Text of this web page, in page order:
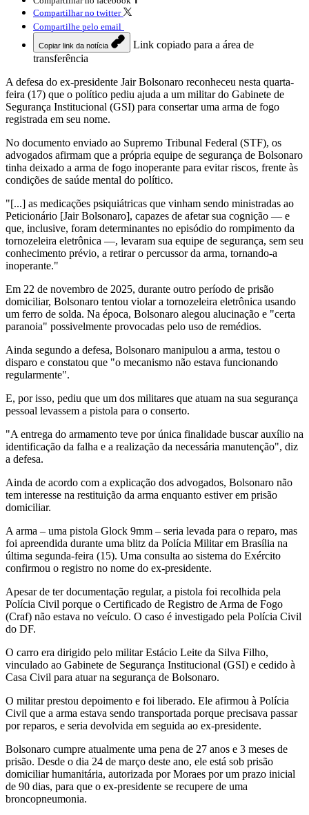
Compartilhar no twitter
Compartilhe pelo email
Copiar link da notícia
Link copiado para a área de
transferência
A defesa do ex-presidente Jair Bolsonaro reconheceu nesta quarta-
feira (17) que o político pediu ajuda a um militar do Gabinete de
Segurança Institucional (GSI) para consertar uma arma de fogo
registrada em seu nome.
No documento enviado ao Supremo Tribunal Federal (STF), os
advogados afirmam que a própria equipe de segurança de Bolsonaro
tinha deixado a arma de fogo inoperante para evitar riscos, frente às
condições de saúde mental do político.
"[...] as medicações psiquiátricas que vinham sendo ministradas ao
Peticionário [Jair Bolsonaro], capazes de afetar sua cognição — e
que, inclusive, foram determinantes no episódio do rompimento da
tornozeleira eletrônica —, levaram sua equipe de segurança, sem seu
conhecimento prévio, a retirar o percussor da arma, tornando-a
inoperante."
Em 22 de novembro de 2025, durante outro período de prisão
domiciliar, Bolsonaro tentou violar a tornozeleira eletrônica usando
um ferro de solda. Na época, Bolsonaro alegou alucinação e "certa
paranoia" possivelmente provocadas pelo uso de remédios.
Ainda segundo a defesa, Bolsonaro manipulou a arma, testou o
disparo e constatou que "o mecanismo não estava funcionando
regularmente".
E, por isso, pediu que um dos militares que atuam na sua segurança
pessoal levassem a pistola para o conserto.
"A entrega do armamento teve por única finalidade buscar auxílio na
identificação da falha e a realização da necessária manutenção", diz
a defesa.
Ainda de acordo com a explicação dos advogados, Bolsonaro não
tem interesse na restituição da arma enquanto estiver em prisão
domiciliar.
A arma – uma pistola Glock 9mm – seria levada para o reparo, mas
foi apreendida durante uma blitz da Polícia Militar em Brasília na
última segunda-feira (15). Uma consulta ao sistema do Exército
confirmou o registro no nome do ex-presidente.
Apesar de ter documentação regular, a pistola foi recolhida pela
Polícia Civil porque o Certificado de Registro de Arma de Fogo
(Craf) não estava no veículo. O caso é investigado pela Polícia Civil
do DF.
O carro era dirigido pelo militar Estácio Leite da Silva Filho,
vinculado ao Gabinete de Segurança Institucional (GSI) e cedido à
Casa Civil para atuar na segurança de Bolsonaro.
O militar prestou depoimento e foi liberado. Ele afirmou à Polícia
Civil que a arma estava sendo transportada porque precisava passar
por reparos, e seria devolvida em seguida ao ex-presidente.
Bolsonaro cumpre atualmente uma pena de 27 anos e 3 meses de
prisão. Desde o dia 24 de março deste ano, ele está sob prisão
domiciliar humanitária, autorizada por Moraes por um prazo inicial
de 90 dias, para que o ex-presidente se recupere de uma
broncopneumonia.